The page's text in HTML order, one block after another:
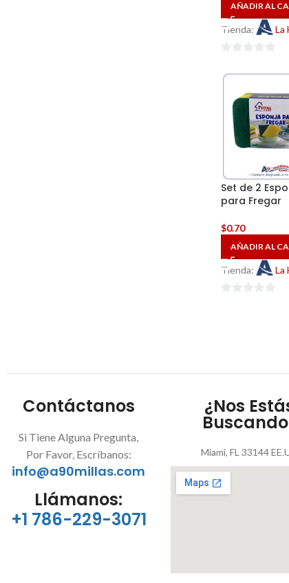
AÑADIR AL
Tienda: La
de
Set de 2
para Fregar
$0.70
AÑADIR AL
Tienda: La
Contáctanos
Si Tiene Alguna Pregunta,
Por Favor, Escríbanos:
info@a90millas.com
Llámanos:
+1 786-229-3071
¿Nos
Miami, FL 33144